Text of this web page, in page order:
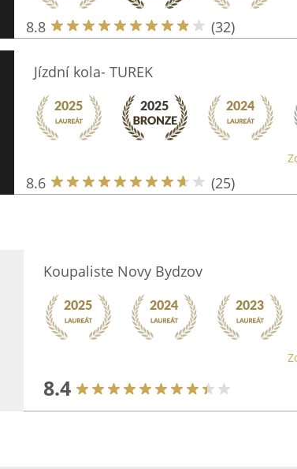
8.8 (32)
Jízdní kola- TUREK
8.6 (25)
Koupaliste Novy Bydzov
8.4